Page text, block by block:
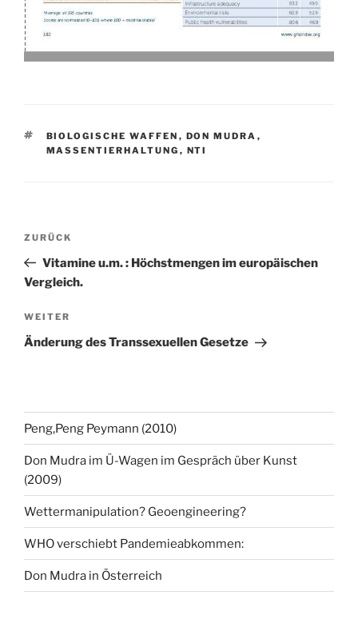
SCHLAGWÖRTER
BIOLOGISCHE WAFFEN , DON MUDRA ,
MASSENTIERHALTUNG , NTI
Beitragsnavigation
Vorheriger
Beitrag
ZURÜCK
Vitamine u.m. : Höchstmengen im europäischen
Vergleich.
Nächster
Beitrag
WEITER
Änderung des Transsexuellen Gesetze
Peng,Peng Peymann (2010)
Don Mudra im Ü-Wagen im Gespräch über Kunst
(2009)
Wettermanipulation? Geoengineering?
WHO verschiebt Pandemieabkommen:
Don Mudra in Österreich